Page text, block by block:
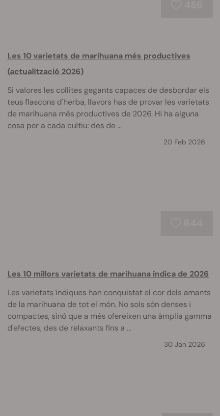
Les 10 varietats de marihuana més productives
(actualització 2026)
Si valores les collites gegants capaces de desbordar els
teus flascons d'herba, llavors has de provar les varietats
de marihuana més productives de 2026. Hi ha alguna
cosa per a cada cultiu: des de ...
20 Feb 2026
Les 10 millors varietats de marihuana índica de 2026
Les varietats índiques han conquistat el cor dels amants
de la marihuana de tot el món. No sols són denses i
compactes, sinó que a més ofereixen una àmplia gamma
d'efectes, des de relaxants fins a ...
30 Jan 2026